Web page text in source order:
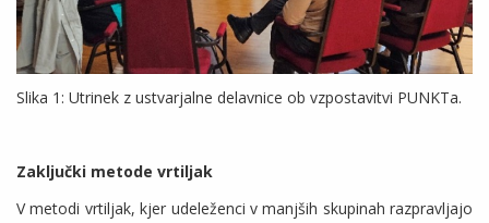
Slika 1: Utrinek z ustvarjalne delavnice ob vzpostavitvi PUNKTa.
Zaključki metode vrtiljak
V metodi vrtiljak, kjer udeleženci v manjših skupinah razpravljajo